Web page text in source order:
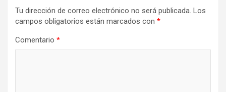
Tu dirección de correo electrónico no será publicada. Los
campos obligatorios están marcados con *
Comentario *